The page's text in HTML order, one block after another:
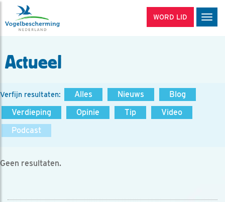
WORD LID
Actueel
Verfijn resultaten: Alles Nieuws
Blog
Verdieping
Opinie Tip
Video
Podcast
Geen resultaten.